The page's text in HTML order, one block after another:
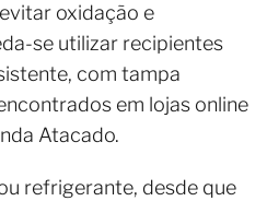
oxidação e
se utilizar recipientes
com tampa
em lojas online
Atacado.
refrigerante, desde que